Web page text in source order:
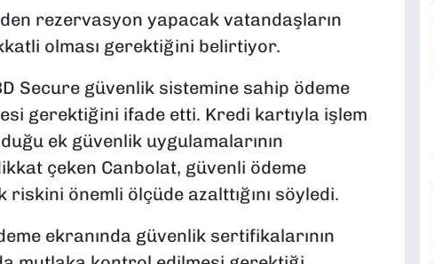
rezervasyon yapacak vatandaşların
olması gerektiğini belirtiyor.
Secure güvenlik sistemine sahip ödeme
gerektiğini ifade etti. Kredi kartıyla işlem
ek güvenlik uygulamalarının
çeken Canbolat, güvenli ödeme
riskini önemli ölçüde azalttığını söyledi.
ekranında güvenlik sertifikalarının